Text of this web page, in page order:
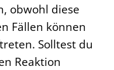
obwohl diese
Fällen können
Solltest du
Reaktion